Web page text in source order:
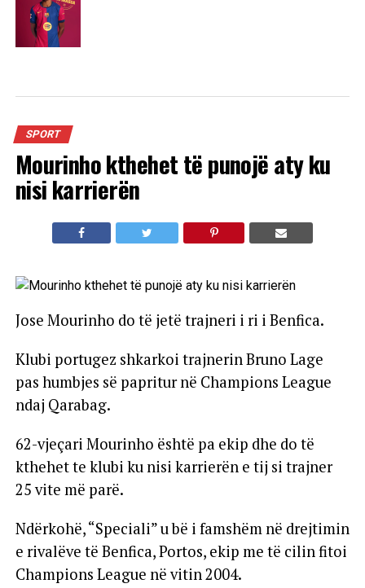
SPORT
Mourinho kthehet të punojë aty ku
nisi karrierën
Jose Mourinho do të jetë trajneri i ri i Benfica.
Klubi portugez shkarkoi trajnerin Bruno Lage
pas humbjes së papritur në Champions League
ndaj Qarabag.
62-vjeçari Mourinho është pa ekip dhe do të
kthehet te klubi ku nisi karrierën e tij si trajner
25 vite më parë.
Ndërkohë, “Speciali” u bë i famshëm në drejtimin
e rivalëve të Benfica, Portos, ekip me të cilin fitoi
Champions League në vitin 2004.